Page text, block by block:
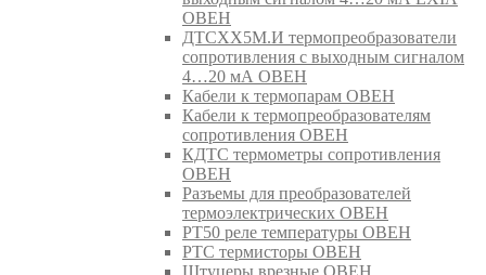
ОВЕН
ДТСХХ5М.И термопреобразователи
сопротивления с выходным сигналом
4…20 мА ОВЕН
Кабели к термопарам ОВЕН
Кабели к термопреобразователям
сопротивления ОВЕН
КДТС термометры сопротивления
ОВЕН
Разъемы для преобразователей
термоэлектрических ОВЕН
РТ50 реле температуры ОВЕН
РТС термисторы ОВЕН
Штуцеры врезные ОВЕН